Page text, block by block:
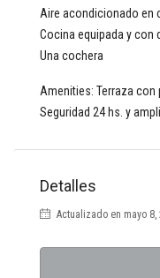
Aire acondicionado en
Cocina equipada y con
Una cochera
Amenities: Terraza
Seguridad 24 hs. y
Detalles
Actualizado en mayo 8,